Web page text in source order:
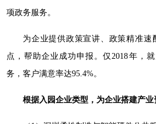
项政务服务。
为企业提供政策宣讲、政策精准速
点，帮助企业成功申报。仅2018年，
务，客户满意率达95.4%。
根据入园企业类型，为企业搭建产业